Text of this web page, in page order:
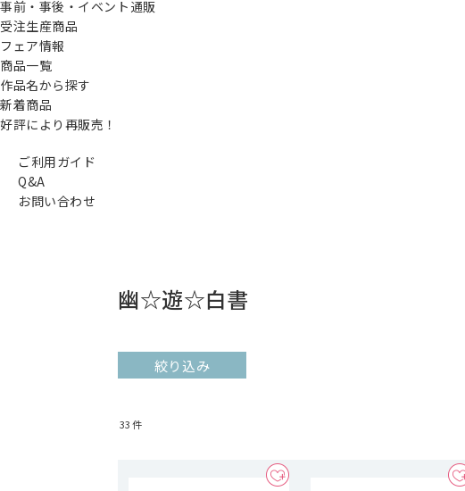
事前・事後・イベント通販
受注生産商品
フェア情報
商品一覧
作品名から探す
新着商品
好評により再販売！
ご利用ガイド
Q&A
お問い合わせ
幽☆遊☆白書
絞り込み
33件